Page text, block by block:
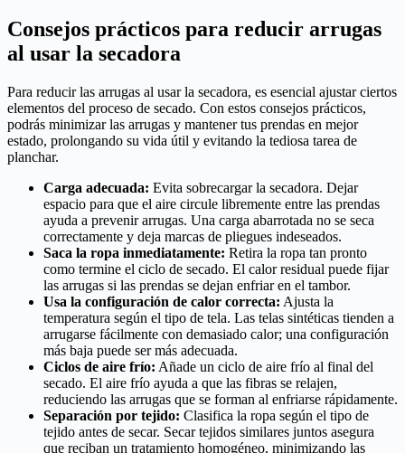
Consejos prácticos para reducir arrugas
al usar la secadora
Para reducir las arrugas al usar la secadora, es esencial ajustar ciertos
elementos del proceso de secado. Con estos consejos prácticos,
podrás minimizar las arrugas y mantener tus prendas en mejor
estado, prolongando su vida útil y evitando la tediosa tarea de
planchar.
Carga adecuada: Evita sobrecargar la secadora. Dejar
espacio para que el aire circule libremente entre las prendas
ayuda a prevenir arrugas. Una carga abarrotada no se seca
correctamente y deja marcas de pliegues indeseados.
Saca la ropa inmediatamente: Retira la ropa tan pronto
como termine el ciclo de secado. El calor residual puede fijar
las arrugas si las prendas se dejan enfriar en el tambor.
Usa la configuración de calor correcta: Ajusta la
temperatura según el tipo de tela. Las telas sintéticas tienden a
arrugarse fácilmente con demasiado calor; una configuración
más baja puede ser más adecuada.
Ciclos de aire frío: Añade un ciclo de aire frío al final del
secado. El aire frío ayuda a que las fibras se relajen,
reduciendo las arrugas que se forman al enfriarse rápidamente.
Separación por tejido: Clasifica la ropa según el tipo de
tejido antes de secar. Secar tejidos similares juntos asegura
que reciban un tratamiento homogéneo, minimizando las